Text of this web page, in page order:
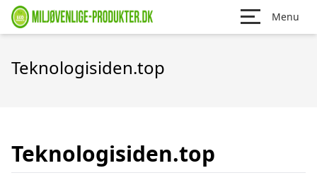
Menu
Teknologisiden.top
Teknologisiden.top